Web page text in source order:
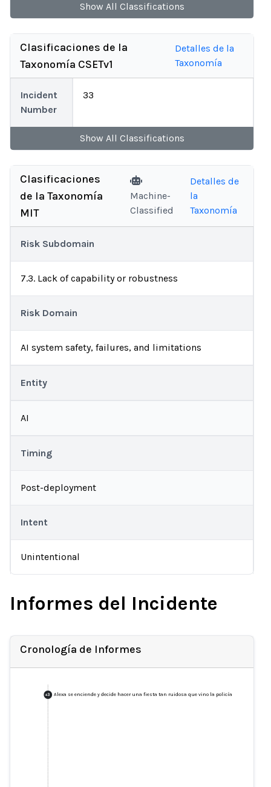
Show All Classifications
Clasificaciones de la
Taxonomía CSETv1
Detalles de la
Taxonomía
Incident
Number
33
Show All Classifications
Clasificaciones
de la Taxonomía
MIT
Machine-
Classified
Detalles de
la
Taxonomía
Risk Subdomain
7.3. Lack of capability or robustness
Risk Domain
AI system safety, failures, and limitations
Entity
AI
Timing
Post-deployment
Intent
Unintentional
Informes del Incidente
Cronología de Informes
+3 Alexa se enciende y decide hacer una fiesta tan ruidosa que vino la policía